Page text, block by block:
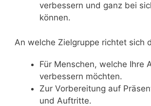
verbessern und ganz bei
können.
An welche Zielgruppe richtet sich
Für Menschen, welche Ihre
verbessern möchten.
Zur Vorbereitung auf
und Auftritte.